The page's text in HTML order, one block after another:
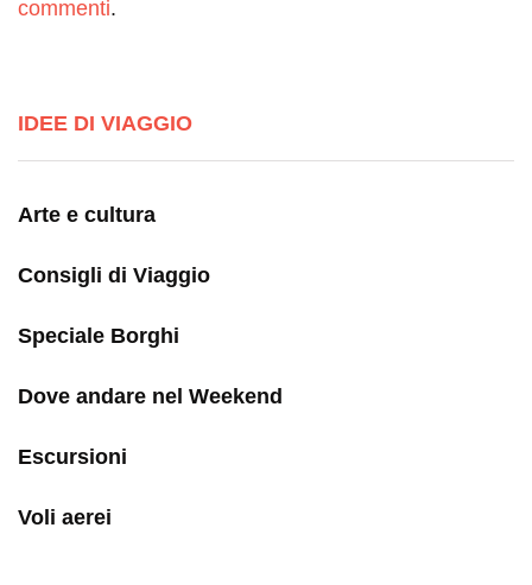
commenti.
IDEE DI VIAGGIO
Arte e cultura
Consigli di Viaggio
Speciale Borghi
Dove andare nel Weekend
Escursioni
Voli aerei